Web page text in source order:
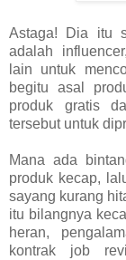
Astaga! Dia itu
adalah
lain untuk
begitu asal
produk gratis
tersebut untuk
Mana ada
produk kecap,
sayang kurang
itu bilangnya
heran,
kontrak job